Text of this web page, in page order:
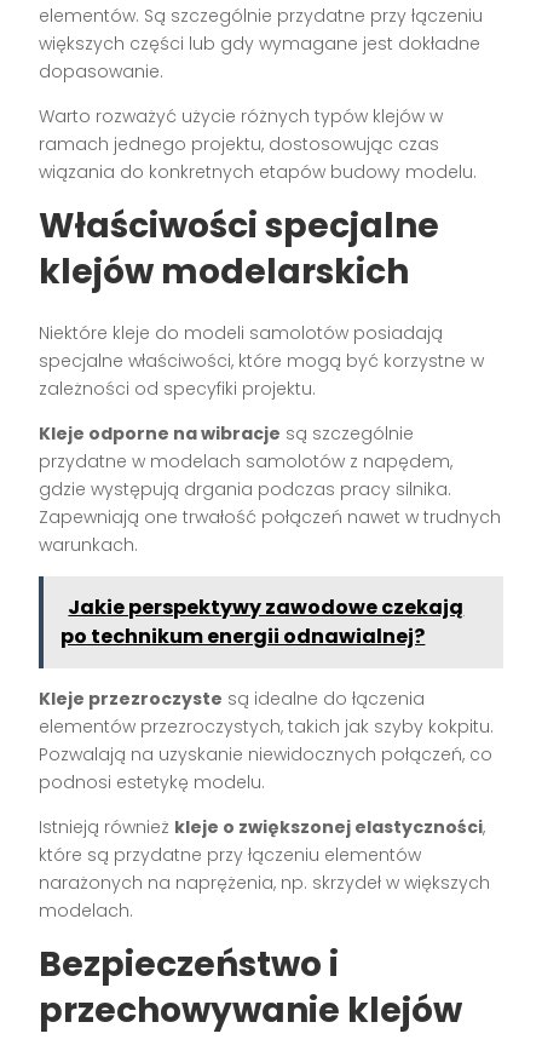
elementów. Są szczególnie przydatne przy łączeniu
większych części lub gdy wymagane jest dokładne
dopasowanie.
Warto rozważyć użycie różnych typów klejów w
ramach jednego projektu, dostosowując czas
wiązania do konkretnych etapów budowy modelu.
Właściwości specjalne
klejów modelarskich
Niektóre kleje do modeli samolotów posiadają
specjalne właściwości, które mogą być korzystne w
zależności od specyfiki projektu.
Kleje odporne na wibracje są szczególnie
przydatne w modelach samolotów z napędem,
gdzie występują drgania podczas pracy silnika.
Zapewniają one trwałość połączeń nawet w trudnych
warunkach.
Jakie perspektywy zawodowe czekają
po technikum energii odnawialnej?
Kleje przezroczyste są idealne do łączenia
elementów przezroczystych, takich jak szyby kokpitu.
Pozwalają na uzyskanie niewidocznych połączeń, co
podnosi estetykę modelu.
Istnieją również kleje o zwiększonej elastyczności,
które są przydatne przy łączeniu elementów
narażonych na naprężenia, np. skrzydeł w większych
modelach.
Bezpieczeństwo i
przechowywanie klejów